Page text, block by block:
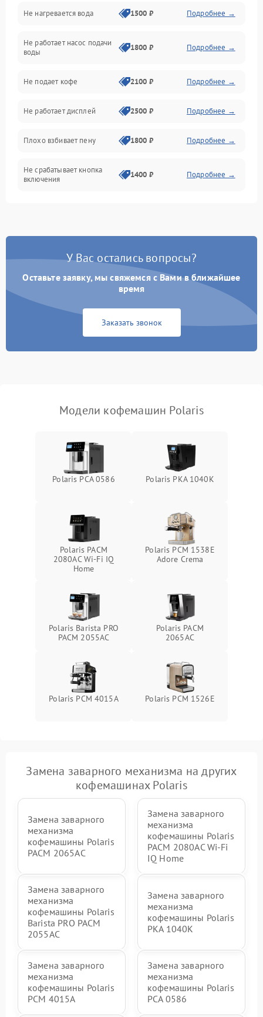
Включение и работа
Проблемы с водой
Проблемы с капучинатором и паром
Управление и электроника
Программное обеспечение
Не нагревается вода 1500 ₽ Подробнее →
Не работает насос подачи
воды
1800 ₽ Подробнее →
Не подает кофе 2100 ₽ Подробнее →
Не работает дисплей 2500 ₽ Подробнее →
Плохо взбивает пену 1800 ₽ Подробнее →
Не срабатывает кнопка
включения
1400 ₽ Подробнее →
Постоянные сбои в работе 1500 ₽ Подробнее →
У Вас остались вопросы?
Оставьте заявку, мы свяжемся с Вами в ближайшее
время
Заказать звонок
Модели кофемашин Polaris
Polaris PCA 0586 Polaris PKA 1040K
Polaris PACM
2080AC Wi-Fi IQ
Home
Polaris PCM 1538E
Adore Crema
Polaris Barista PRO
PACM 2055AC
Polaris PACM
2065AC
Polaris PCM 4015A Polaris PCM 1526E
Замена заварного механизма на других
кофемашинах Polaris
Замена заварного
механизма
кофемашины Polaris
PACM 2065AC
Замена заварного
механизма
кофемашины Polaris
PACM 2080AC Wi-Fi
IQ Home
Замена заварного
механизма
кофемашины Polaris
Barista PRO PACM
2055AC
Замена заварного
механизма
кофемашины Polaris
PKA 1040K
Замена заварного
механизма
кофемашины Polaris
PCM 4015A
Замена заварного
механизма
кофемашины Polaris
PCA 0586